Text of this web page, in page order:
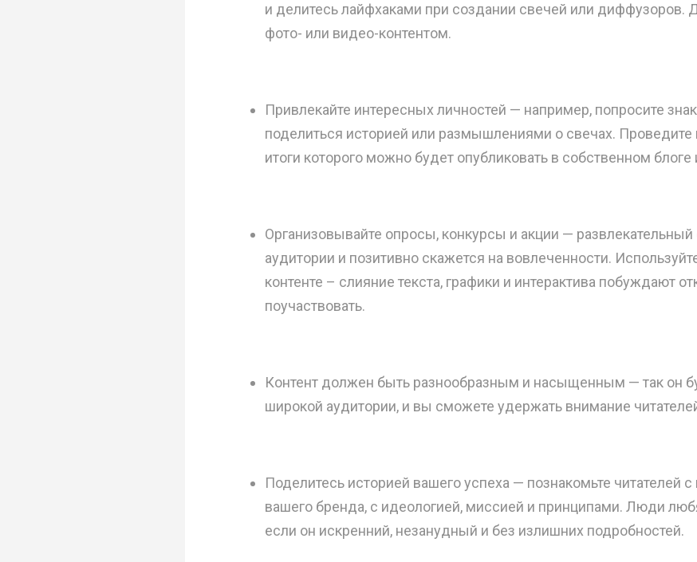
и делитесь лайфхаками при создании свечей или диффузоров.
фото- или видео-контентом.
Привлекайте интересных личностей — например, попросите
поделиться историей или размышлениями о свечах. Проведите
итоги которого можно будет опубликовать в собственном блоге
Организовывайте опросы, конкурсы и акции —
аудитории и позитивно скажется на вовлеченности.
контенте – слияние текста, графики и интерактива побуждают
поучаствовать.
Контент должен быть разнообразным и насыщенным — так он
широкой аудитории, и вы сможете удержать внимание
Поделитесь историей вашего успеха — познакомьте читателей
вашего бренда, с идеологией, миссией и принципами. Люди
если он искренний, незанудный и без излишних подробностей.